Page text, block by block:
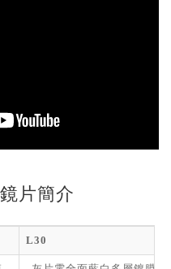
片簡介
L30